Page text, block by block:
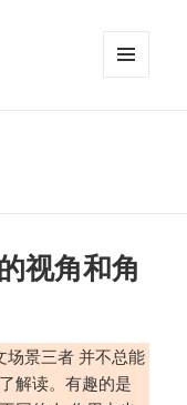
视角和角
场景三者 并不总能
解读。有趣的是